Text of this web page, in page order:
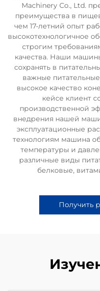
Machinery Co., Ltd.
преимущества в
чем 17-летний опыт
высокотехнологичное
строгим
качества. Наши
сохранять в
важные
высокое качество
кейсе клиент
производственной
внедрения нашей
эксплуатационные
технологиям машина
температуры и
различные виды
белковые,
Получить